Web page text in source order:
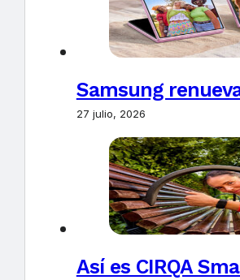
Samsung
27 julio, 2026
Así es CIRQA